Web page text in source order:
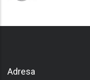
Adresa